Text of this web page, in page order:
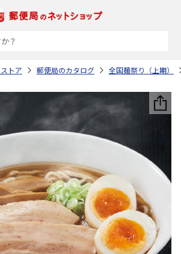
トア 郵便局のカタログ 全国麺祭り（上期）